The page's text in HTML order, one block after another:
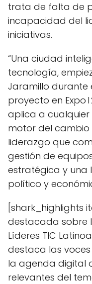
trata de falta de
incapacidad del
iniciativas.
“Una ciudad
tecnología,
Jaramillo durante
proyecto en Expo
aplica a
motor del cambio
liderazgo que
gestión de
estratégica y una
político y
[shark_highlights
destacada sobre
Líderes TIC
destaca las
la agenda digital
relevantes del